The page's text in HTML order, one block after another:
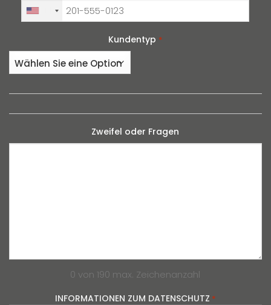
Kundentyp *
Zweifel oder Fragen
0 von 190 max. Zeichenanzahl
INFORMATIONEN ZUM DATENSCHUTZ *